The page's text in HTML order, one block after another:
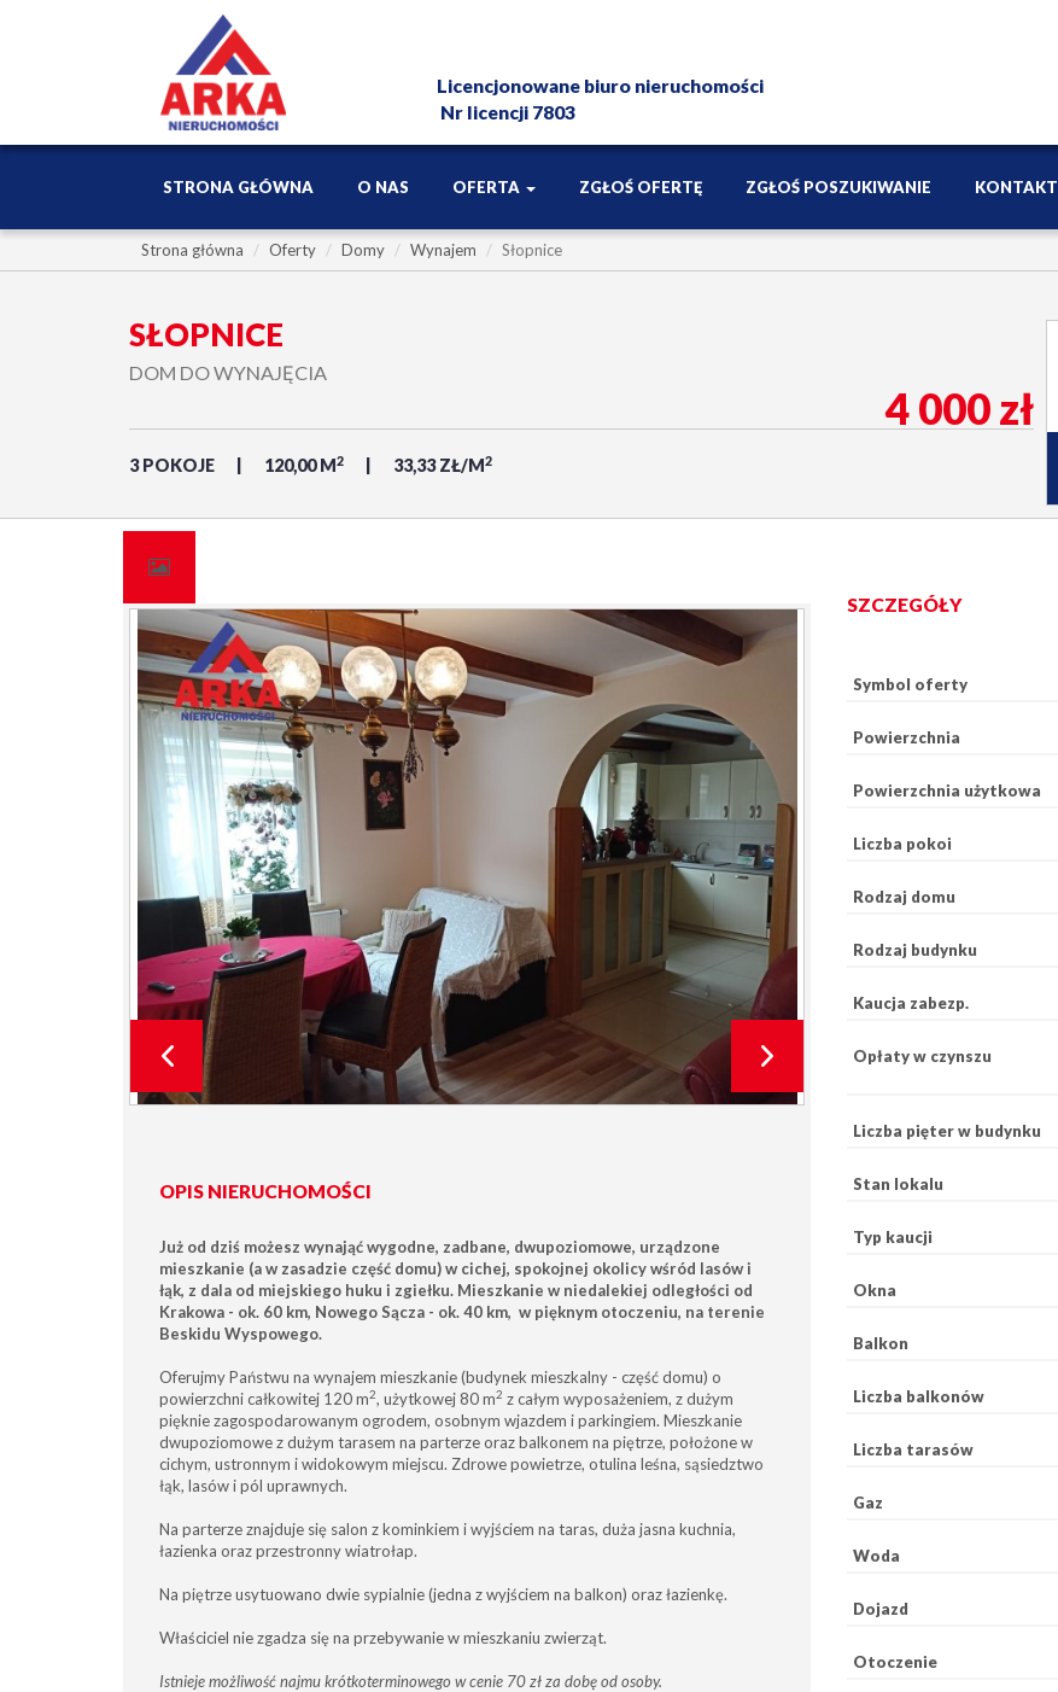
Licencjonowane biuro nieruchomości
Nr licencji 7803
STRONA GŁÓWNA O NAS OFERTA ZGŁOŚ OFERTĘ ZGŁOŚ POSZUKIWANIE KONTAKT
Strona główna Oferty Domy Wynajem Słopnice
SŁOPNICE
DOM DO WYNAJĘCIA
3 POKOJE 120,00 M2 33,33 ZŁ/M2
4 000 zł
OPIS NIERUCHOMOŚCI
Już od dziś możesz wynająć wygodne, zadbane, dwupoziomowe, urządzone
mieszkanie (a w zasadzie część domu) w cichej, spokojnej okolicy wśród lasów i
łąk, z dala od miejskiego huku i zgiełku. Mieszkanie w niedalekiej odległości od
Krakowa - ok. 60 km, Nowego Sącza - ok. 40 km, w pięknym otoczeniu, na terenie
Beskidu Wyspowego.
Oferujmy Państwu na wynajem mieszkanie (budynek mieszkalny - część domu) o
powierzchni całkowitej 120 m2, użytkowej 80 m2 z całym wyposażeniem, z dużym
pięknie zagospodarowanym ogrodem, osobnym wjazdem i parkingiem. Mieszkanie
dwupoziomowe z dużym tarasem na parterze oraz balkonem na piętrze, położone w
cichym, ustronnym i widokowym miejscu. Zdrowe powietrze, otulina leśna, sąsiedztwo
łąk, lasów i pól uprawnych.
Na parterze znajduje się salon z kominkiem i wyjściem na taras, duża jasna kuchnia,
łazienka oraz przestronny wiatrołap.
Na piętrze usytuowano dwie sypialnie (jedna z wyjściem na balkon) oraz łazienkę.
Właściciel nie zgadza się na przebywanie w mieszkaniu zwierząt.
Istnieje możliwość najmu krótkoterminowego w cenie 70 zł za dobę od osoby.
SZCZEGÓŁY
Symbol oferty
Powierzchnia
Powierzchnia użytkowa
Liczba pokoi
Rodzaj domu
Rodzaj budynku
Kaucja zabezp.
Opłaty w czynszu
Liczba pięter w budynku
Stan lokalu
Typ kaucji
Okna
Balkon
Liczba balkonów
Liczba tarasów
Gaz
Woda
Dojazd
Otoczenie